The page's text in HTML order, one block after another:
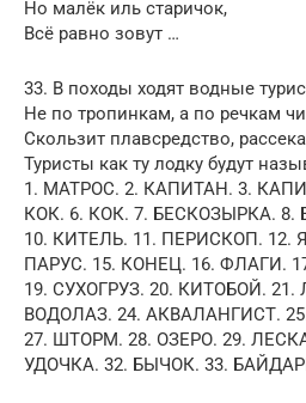
Но малёк иль старичок,
Всё равно зовут …
33. В походы ходят водные
Не по тропинкам, а по речкам
Скользит плавсредство,
Туристы как ту лодку будут
1. МАТРОС. 2. КАПИТАН. 3.
КОК. 6. КОК. 7. БЕСКОЗЫРКА.
10. КИТЕЛЬ. 11. ПЕРИСКОП. 12.
ПАРУС. 15. КОНЕЦ. 16. ФЛАГИ.
19. СУХОГРУЗ. 20. КИТОБОЙ.
ВОДОЛАЗ. 24. АКВАЛАНГИСТ.
27. ШТОРМ. 28. ОЗЕРО. 29.
УДОЧКА. 32. БЫЧОК. 33.